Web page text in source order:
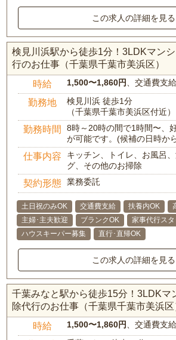
この求人の詳細を見る
検見川浜駅から徒歩1分！3LDKマン
行のお仕事（千葉県千葉市美浜区）
時給 1,500〜1,860円 、交通費支
勤務地
検見川浜 徒歩1分
（千葉県千葉市美浜区付近）
勤務時間
8時～20時の間で1時間〜、
が可能です。(候補の日時か
仕事内容
キッチン、トイレ、お風呂
グ、その他のお掃除
契約形態 業務委託
土日祝のみOK 交通費支給 扶養内OK
主婦･主夫歓迎
ブランクOK
家事代行ス
ハウスキーパー募集
直行･直帰OK
この求人の詳細を見る
千葉みなと駅から徒歩15分！3LDKマ
除代行のお仕事（千葉県千葉市美浜区
時給 1,500〜1,860円 、交通費支